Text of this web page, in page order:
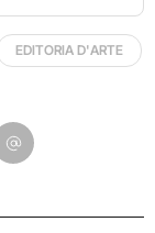
EDITORIA D'ARTE
Pinterest
su WhatsApp
su Email